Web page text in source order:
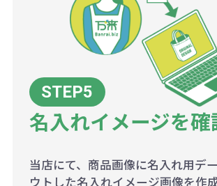
名入れイメージを確
当店にて、商品画像に名入れ用デ
ウトした名入れイメージ画像を作